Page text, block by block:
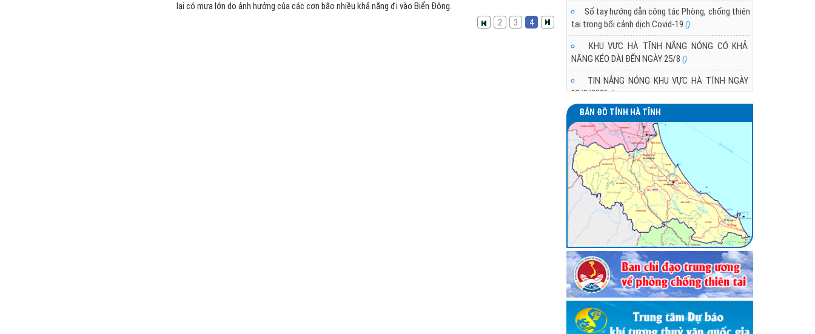
lại có mưa lớn do ảnh hưởng của các cơn bão nhiều khả năng đi vào Biển Đông.
2
3 4
Sổ tay hướng dẫn công tác Phòng, chống thiên
tai trong bối cảnh dịch Covid-19 ()
KHU VỰC HÀ TĨNH NẮNG NÓNG CÓ KHẢ
NĂNG KÉO DÀI ĐẾN NGÀY 25/8 ()
TIN NẮNG NÓNG KHU VỰC HÀ TĨNH NGÀY
18/8/2021()
TÌNH HÌNH NẮNG NÓNG Ở KHU VỰC HÀ TĨNH
()
BẢN ĐỒ TỈNH HÀ TĨNH